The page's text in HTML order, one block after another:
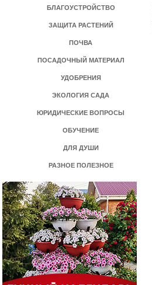
БЛАГОУСТРОЙСТВО
ЗАЩИТА РАСТЕНИЙ
ПОЧВА
ПОСАДОЧНЫЙ МАТЕРИАЛ
УДОБРЕНИЯ
ЭКОЛОГИЯ САДА
ЮРИДИЧЕСКИЕ ВОПРОСЫ
ОБУЧЕНИЕ
ДЛЯ ДУШИ
РАЗНОЕ ПОЛЕЗНОЕ